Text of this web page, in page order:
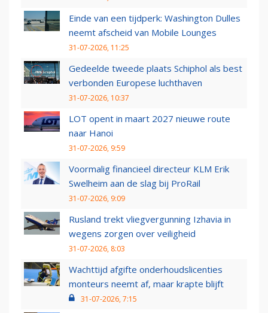
Einde van een tijdperk: Washington Dulles
neemt afscheid van Mobile Lounges
31-07-2026, 11:25
Gedeelde tweede plaats Schiphol als best
verbonden Europese luchthaven
31-07-2026, 10:37
LOT opent in maart 2027 nieuwe route
naar Hanoi
31-07-2026, 9:59
Voormalig financieel directeur KLM Erik
Swelheim aan de slag bij ProRail
31-07-2026, 9:09
Rusland trekt vliegvergunning Izhavia in
wegens zorgen over veiligheid
31-07-2026, 8:03
Wachttijd afgifte onderhoudslicenties
monteurs neemt af, maar krapte blijft
31-07-2026, 7:15